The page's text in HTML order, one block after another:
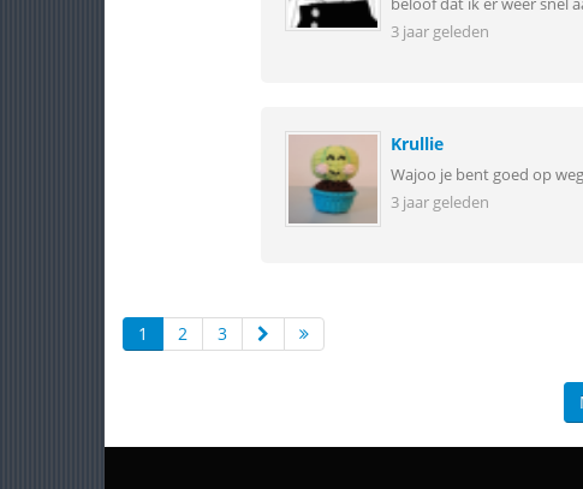
beloof dat ik er weer snel
3 jaar geleden
Krullie
Wajoo je bent goed op
3 jaar geleden
1 2 3